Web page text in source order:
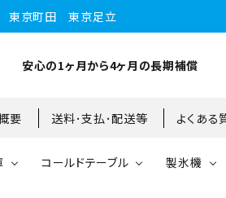
東京町田 東京足立
安心の1ヶ月から4ヶ月の長期補償
要 送料･支払･配送等 よくある
コールドテーブル 製氷機